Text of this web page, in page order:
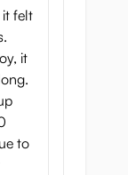
it felt
it
to